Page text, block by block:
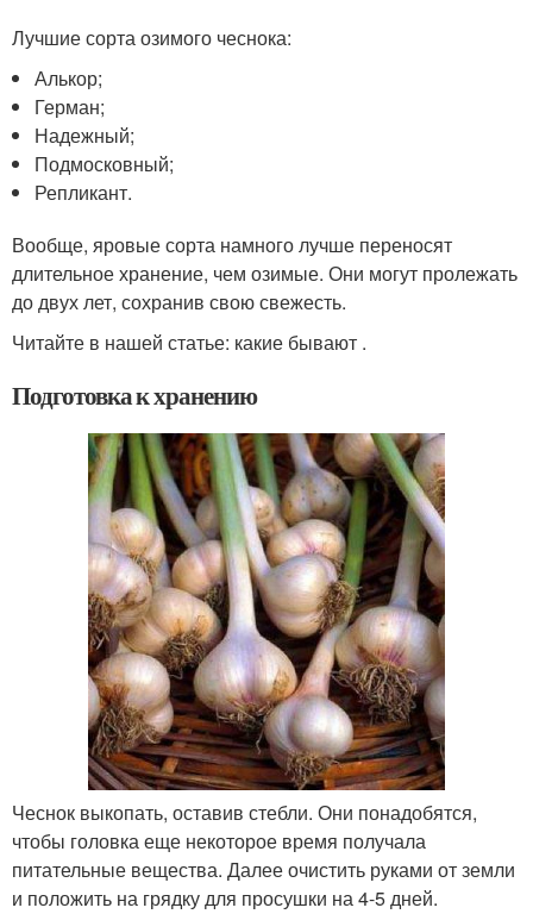
Лучшие сорта озимого чеснока:
Алькор;
Герман;
Надежный;
Подмосковный;
Репликант.
Вообще, яровые сорта намного лучше переносят
длительное хранение, чем озимые. Они могут пролежать
до двух лет, сохранив свою свежесть.
Читайте в нашей статье: какие бывают .
Подготовка к хранению
Чеснок выкопать, оставив стебли. Они понадобятся,
чтобы головка еще некоторое время получала
питательные вещества. Далее очистить руками от земли
и положить на грядку для просушки на 4-5 дней.